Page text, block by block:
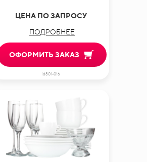
ЦЕНА ПО ЗАПРОСУ
ПОДРОБНЕЕ
ОФОРМИТЬ ЗАКАЗ
id801-016